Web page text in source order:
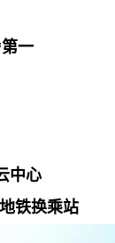
一
中心
铁换乘站